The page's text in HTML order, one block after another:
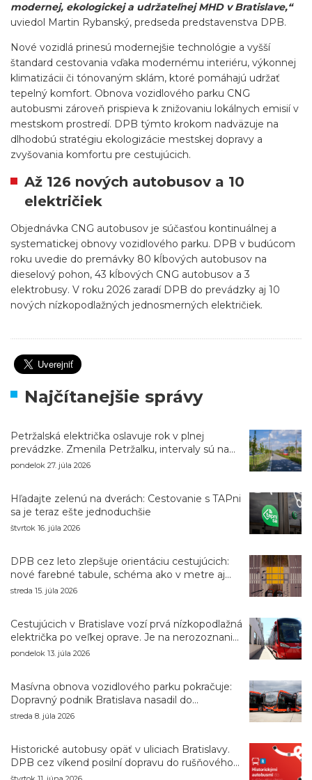
modernej, ekologickej a udržateľnej MHD v Bratislave,“
uviedol Martin Rybanský, predseda predstavenstva DPB.
Nové vozidlá prinesú modernejšie technológie a vyšší
štandard cestovania vďaka modernému interiéru, výkonnej
klimatizácii či tónovaným sklám, ktoré pomáhajú udržať
tepelný komfort. Obnova vozidlového parku CNG
autobusmi zároveň prispieva k znižovaniu lokálnych emisií v
mestskom prostredí. DPB týmto krokom nadväzuje na
dlhodobú stratégiu ekologizácie mestskej dopravy a
zvyšovania komfortu pre cestujúcich.
Až 126 nových autobusov a 10
električiek
Objednávka CNG autobusov je súčasťou kontinuálnej a
systematickej obnovy vozidlového parku. DPB v budúcom
roku uvedie do premávky 80 kĺbových autobusov na
dieselový pohon, 43 kĺbových CNG autobusov a 3
elektrobusy. V roku 2026 zaradí DPB do prevádzky aj 10
nových nízkopodlažných jednosmerných električiek.
Najčítanejšie správy
Petržalská električka oslavuje rok v plnej
prevádzke. Zmenila Petržalku, intervaly sú na
úrovni metra
pondelok 27. júla 2026
Hľadajte zelenú na dverách: Cestovanie s TAPni
sa je teraz ešte jednoduchšie
štvrtok 16. júla 2026
DPB cez leto zlepšuje orientáciu cestujúcich:
nové farebné tabule, schéma ako v metre aj
navigácia pri výlukách
streda 15. júla 2026
Cestujúcich v Bratislave vozí prvá nízkopodlažná
električka po veľkej oprave. Je na nerozoznanie
od nového vozidla
pondelok 13. júla 2026
Masívna obnova vozidlového parku pokračuje:
Dopravný podnik Bratislava nasadil do
premávky osemnásť nových autobusov
streda 8. júla 2026
Historické autobusy opäť v uliciach Bratislavy.
DPB cez víkend posilní dopravu do rušňového
depa